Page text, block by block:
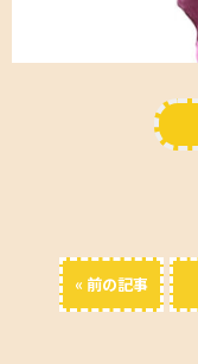
« 前の記事